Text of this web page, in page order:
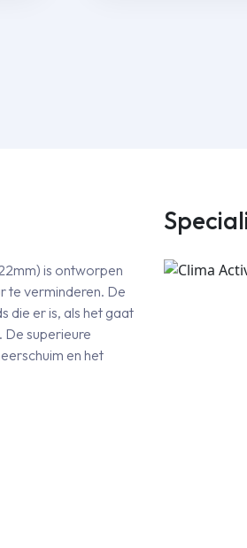
is ontworpen
te verminderen. De
die er is, als het gaat
superieure
en het